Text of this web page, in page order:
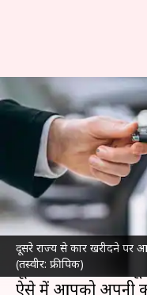
दूसरे राज्य से कार खरीदने पर
(तस्वीर: फ्रीपिक)
दूसरे राज्य से
ट्रांसफर?
दिनेश चंद शर्मा Jun 09,
क्या है खबर?
सस्ती और मनचाहा
कारखरीदना पसंद
दूसरे राज्य में जाकर पूरी
ऐसे में आपको अपनी